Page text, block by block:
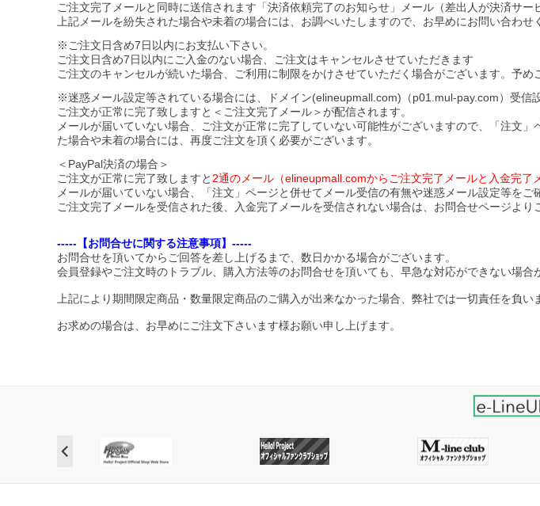
ご注文完了メールと同時に送信されます「決済依頼完了のお知らせ」メール（差出人が決済サ
上記メールを紛失された場合や未着の場合には、お調べいたしますので、お早めにお問い合わせ
※ご注文日含め7日以内にお支払い下さい。
ご注文日含め7日以内にご入金のない場合、ご注文はキャンセルさせていただきます
ご注文のキャンセルが続いた場合、ご利用に制限をかけさせていただく場合がございます。予め
※迷惑メール設定等されている場合には、ドメイン(elineupmall.com)（p01.mul-pay.com）受信
ご注文が正常に完了致しますと＜ご注文完了メール＞が配信されます。
メールが届いていない場合、ご注文が正常に完了していない可能性がございますので、「注文
た場合や未着の場合には、再度ご注文を頂く必要がございます。
＜PayPal決済の場合＞
ご注文が正常に完了致しますと2通のメール（elineupmall.comからご注文完了メールと入金完了
メールが届いていない場合、「注文」ページと併せてメール受信の有無や迷惑メール設定等をご
ご注文完了メールを受信された後、入金完了メールを受信されない場合は、お問合せページより
-----【お問合せに関する注意事項】-----
お問合せを頂いてからご回答を差し上げるまで、数日かかる場合がございます。
会員登録やご注文時のトラブル、購入方法等のお問合せを頂いても、早急な対応ができない場合
上記により期間限定商品・数量限定商品のご購入が出来なかった場合、弊社では一切責任を負い
お求めの場合は、お早めにご注文下さいます様お願い申し上げます。